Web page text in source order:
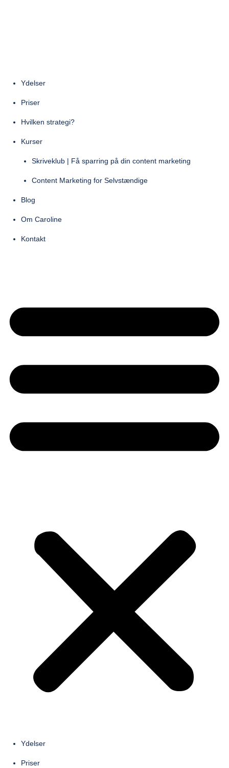
Ydelser
Priser
Hvilken strategi?
Kurser
Skriveklub | Få sparring på din content marketing
Content Marketing for Selvstændige
Blog
Om Caroline
Kontakt
Ydelser
Priser